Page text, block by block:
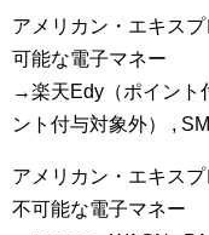
アメリカン・エキス
可能な電子マネー
→楽天Edy（ポイント
ント付与対象外） ,
アメリカン・エキス
不可能な電子マネー